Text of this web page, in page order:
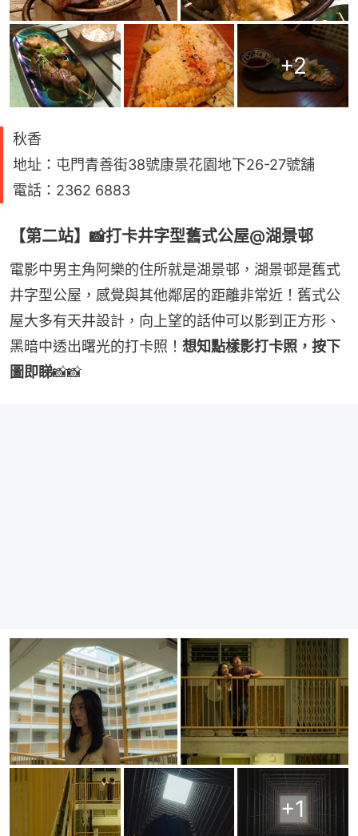
+2
秋香
地址：屯門青善街38號康景花園地下26-27號舖
電話：2362 6883
【第二站】📸打卡井字型舊式公屋@湖景邨
電影中男主角阿樂的住所就是湖景邨，湖景邨是舊式
井字型公屋，感覺與其他鄰居的距離非常近！舊式公
屋大多有天井設計，向上望的話仲可以影到正方形、
黑暗中透出曙光的打卡照！ 想知點樣影打卡照，按下
圖即睇📸📸
+1